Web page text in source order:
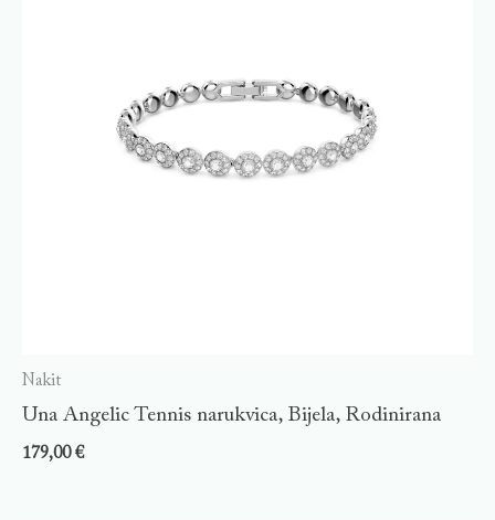
Nakit
Una Angelic Tennis narukvica, Bijela, Rodinirana
179,00€